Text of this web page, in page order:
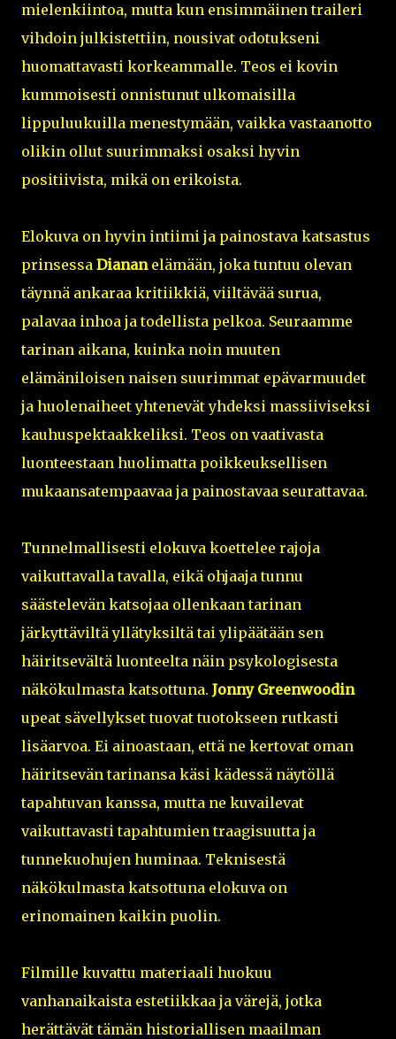
mielenkiintoa, mutta kun ensimmäinen traileri
vihdoin julkistettiin, nousivat odotukseni
huomattavasti korkeammalle. Teos ei kovin
kummoisesti onnistunut ulkomaisilla
lippuluukuilla menestymään, vaikka vastaanotto
olikin ollut suurimmaksi osaksi hyvin
positiivista, mikä on erikoista.
Elokuva on hyvin intiimi ja painostava katsastus
prinsessa Diananelämään, joka tuntuu olevan
täynnä ankaraa kritiikkiä, viiltävää surua,
palavaa inhoa ja todellista pelkoa. Seuraamme
tarinan aikana, kuinka noin muuten
elämäniloisen naisen suurimmat epävarmuudet
ja huolenaiheet yhtenevät yhdeksi massiiviseksi
kauhuspektaakkeliksi. Teos on vaativasta
luonteestaan huolimatta poikkeuksellisen
mukaansatempaavaa ja painostavaa seurattavaa.
Tunnelmallisesti elokuva koettelee rajoja
vaikuttavalla tavalla, eikä ohjaaja tunnu
säästelevän katsojaa ollenkaan tarinan
järkyttäviltä yllätyksiltä tai ylipäätään sen
häiritsevältä luonteelta näin psykologisesta
näkökulmasta katsottuna. Jonny Greenwoodin
upeat sävellykset tuovat tuotokseen rutkasti
lisäarvoa. Ei ainoastaan, että ne kertovat oman
häiritsevän tarinansa käsi kädessä näytöllä
tapahtuvan kanssa, mutta ne kuvailevat
vaikuttavasti tapahtumien traagisuutta ja
tunnekuohujen huminaa. Teknisestä
näkökulmasta katsottuna elokuva on
erinomainen kaikin puolin.
Filmille kuvattu materiaali huokuu
vanhanaikaista estetiikkaa ja värejä, jotka
herättävät tämän historiallisen maailman